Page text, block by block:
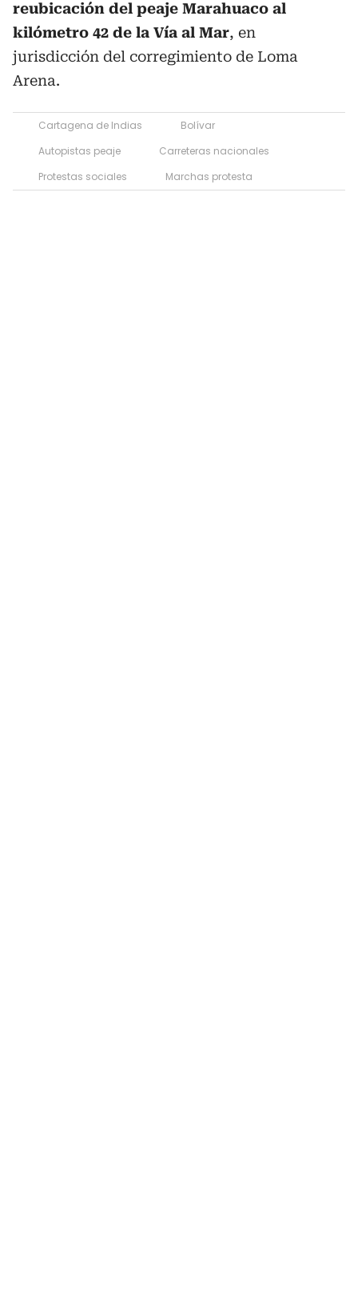
reubicación del peaje Marahuaco al
kilómetro 42 de la Vía al Mar, en
jurisdicción del corregimiento de Loma
Arena.
Cartagena de Indias
Bolívar
Autopistas peaje
Carreteras nacionales
Protestas sociales
Marchas protesta